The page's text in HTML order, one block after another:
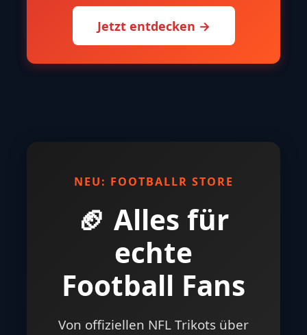
Jetzt entdecken →
NEU: FOOTBALLR STORE
🏈 Alles für
echte
Football Fans
Von offiziellen NFL Trikots über